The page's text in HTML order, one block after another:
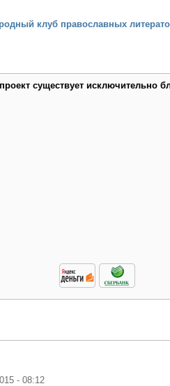
клуб православных
существует исключительно
- 08:12